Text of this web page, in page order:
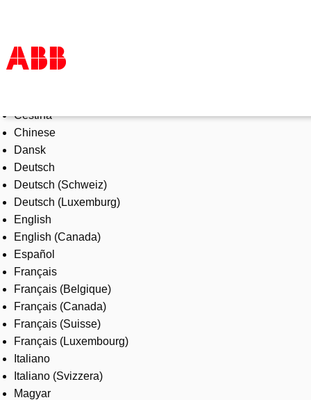
Products & Solutions
Industries
Services
About us
Where to buy
Contact us
Careers
Čeština
Chinese
Dansk
Deutsch
Deutsch (Schweiz)
Deutsch (Luxemburg)
English
English (Canada)
Español
Français
Français (Belgique)
Français (Canada)
Français (Suisse)
Français (Luxembourg)
Italiano
Italiano (Svizzera)
Magyar